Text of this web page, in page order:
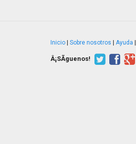
Inicio Sobre nosotros Ayuda
Â¡SÃ­guenos!